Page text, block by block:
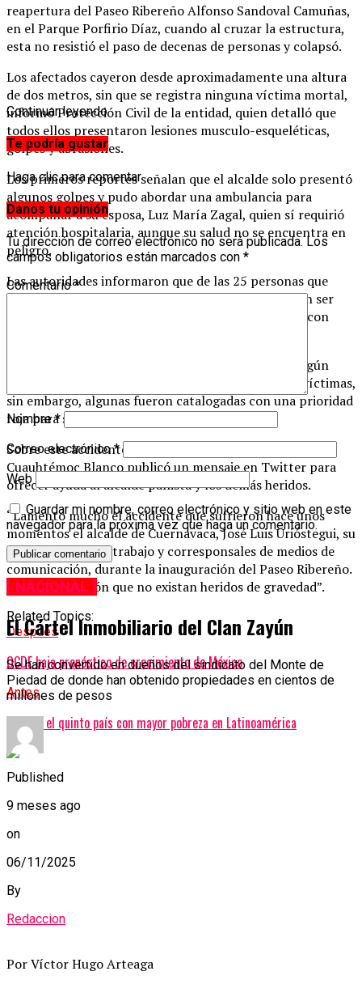
reapertura del Paseo Ribereño Alfonso Sandoval Camuñas,
en el Parque Porfirio Díaz, cuando al cruzar la estructura,
esta no resistió el paso de decenas de personas y colapsó.
Los afectados cayeron desde aproximadamente una altura
de dos metros, sin que se registra ninguna víctima mortal,
informó Protección Civil de la entidad, quien detalló que
todos ellos presentaron lesiones musculo-esqueléticas,
golpes y abrasiones.
Los primeros reportes señalan que el alcalde solo presentó
algunos golpes y pudo abordar una ambulancia para
acompañar a su esposa, Luz María Zagal, quien sí requirió
atención hospitalaria, aunque su salud no se encuentra en
peligro.
Las autoridades informaron que de las 25 personas que
sufrieron por esta aparatosa caída, ocho requirieron ser
trasladas a un hospital y dos de ellas se reportaron con
Los paramédicos de Cruz Roja señalaron que en ningún
momento estuvo en riesgo la vida de alguna de las víctimas,
sin embargo, algunas fueron catalogadas con una prioridad
roja para su ingreso hospitalario.
Sobre este accidente, el gobernador de Morelos,
Cuauhtémoc Blanco publicó un mensaje en Twitter para
ofrecer ayuda al alcalde panista y los demás heridos.
“Lamento mucho el accidente que sufrieron hace unos
momentos el alcalde de Cuernavaca, José Luis Urióstegui, su
esposa, equipo de trabajo y corresponsales de medios de
comunicación, durante la inauguración del Paseo Ribereño.
Deseo de corazón que no existan heridos de gravedad”.
Related Topics:
Después
OCDE baja pronóstico de crecimiento de México
Antes
México, el quinto país con mayor pobreza en Latinoamérica
Continuar leyendo
Te podría gustar
Haga clic para comentar
Danos tu opinión
Tu dirección de correo electrónico no será publicada. Los
campos obligatorios están marcados con *
Comentario*
Nombre*
Correo electrónico*
Web
Guardar mi nombre, correo electrónico y sitio web en este
navegador para la próxima vez que haga un comentario.
[ NACIONAL ]
El Cártel Inmobiliario del Clan Zayún
Se han convertido en dueños del sindicato del Monte de
Piedad de donde han obtenido propiedades en cientos de
millones de pesos
Published
9 meses ago
on
06/11/2025
By
Redaccion
Por Víctor Hugo Arteaga